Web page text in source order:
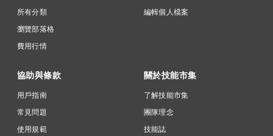
所有分類
瀏覽部落格
費用行情
編輯個人檔案
協助與條款
用戶指南
常見問題
使用規範
關於技能市集
了解技能市集
團隊理念
技能誌